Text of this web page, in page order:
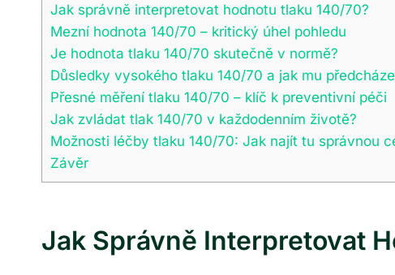
Jak správně interpretovat hodnotu tlaku 140/70?
Mezní hodnota 140/70 – kritický úhel pohledu
Je hodnota tlaku 140/70 skutečně v normě?
Důsledky vysokého tlaku 140/70 a jak mu
Přesné měření tlaku 140/70 – klíč k preventivní péči
Jak zvládat tlak 140/70 v každodenním životě?
Možnosti léčby tlaku 140/70: Jak najít tu správnou
Závěr
Jak Správně Interpretovat